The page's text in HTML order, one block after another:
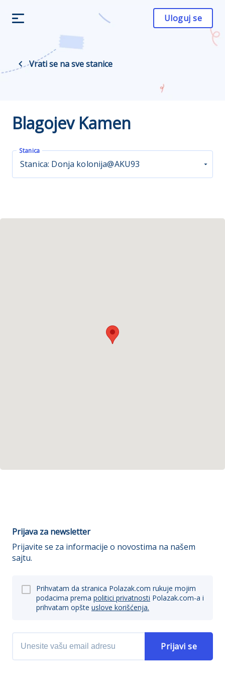
Uloguj se
Vrati se na sve stanice
Blagojev Kamen
Stanica
Stanica: Donja kolonija@AKU93
Prijava za newsletter
Prijavite se za informacije o novostima na našem
sajtu.
Prihvatam da stranica Polazak.com rukuje mojim
podacima prema politici privatnosti Polazak.com-a i
prihvatam opšte uslove korišćenja.
Prijavi se